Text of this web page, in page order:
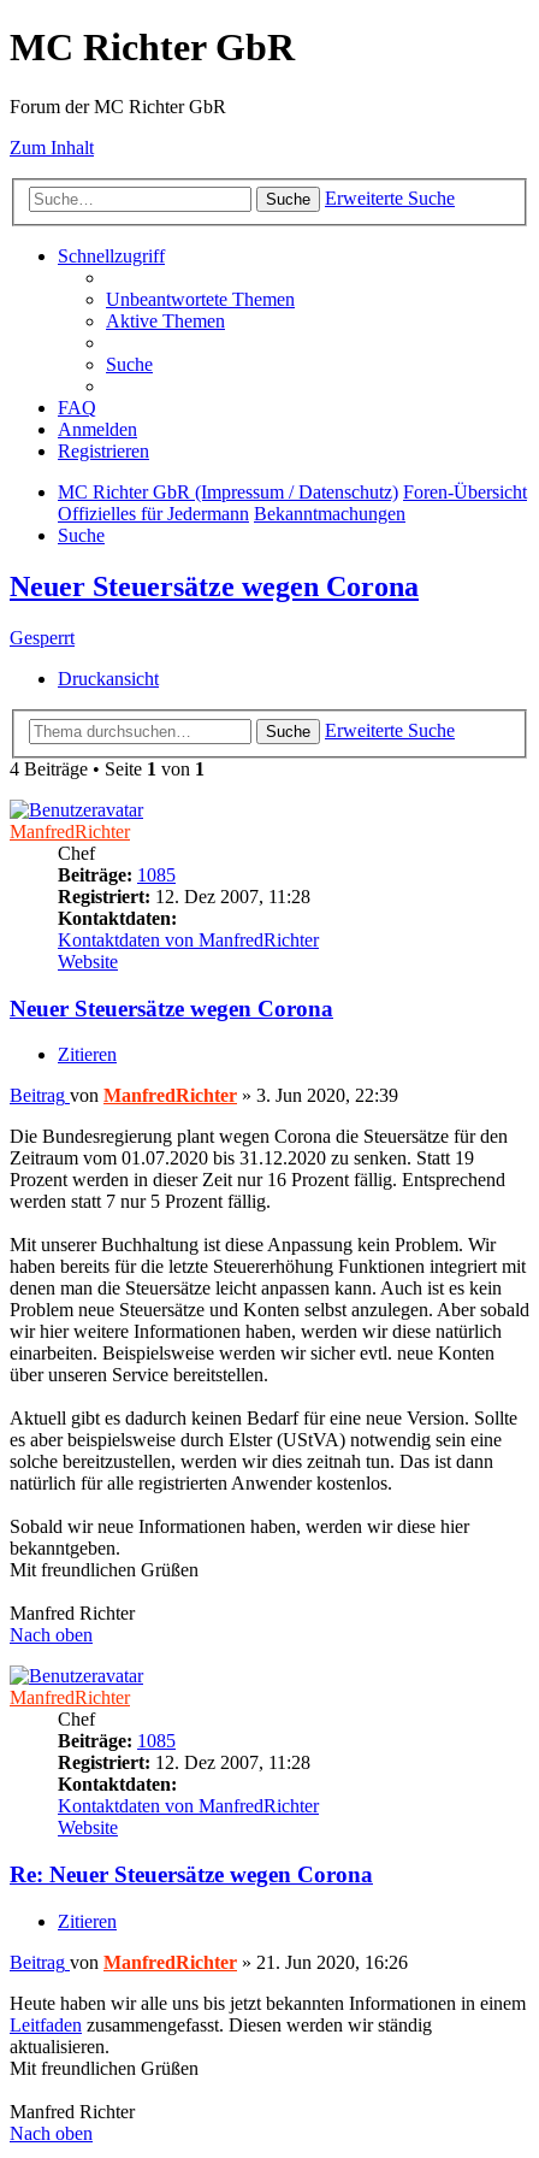
MC Richter GbR
Forum der MC Richter GbR
Zum Inhalt
Suche Erweiterte Suche
Schnellzugriff
Unbeantwortete Themen
Aktive Themen
Suche
FAQ
Anmelden
Registrieren
MC Richter GbR (Impressum / Datenschutz) Foren-Übersicht
Offizielles für Jedermann Bekanntmachungen
Suche
Neuer Steuersätze wegen Corona
Gesperrt
Druckansicht
Suche
Erweiterte Suche
4 Beiträge • Seite 1 von 1
ManfredRichter
Chef
Beiträge: 1085
Registriert: 12. Dez 2007, 11:28
Kontaktdaten:
Kontaktdaten von ManfredRichter
Website
Neuer Steuersätze wegen Corona
Zitieren
Beitrag von ManfredRichter » 3. Jun 2020, 22:39
Die Bundesregierung plant wegen Corona die Steuersätze für den
Zeitraum vom 01.07.2020 bis 31.12.2020 zu senken. Statt 19
Prozent werden in dieser Zeit nur 16 Prozent fällig. Entsprechend
werden statt 7 nur 5 Prozent fällig.
Mit unserer Buchhaltung ist diese Anpassung kein Problem. Wir
haben bereits für die letzte Steuererhöhung Funktionen integriert mit
denen man die Steuersätze leicht anpassen kann. Auch ist es kein
Problem neue Steuersätze und Konten selbst anzulegen. Aber sobald
wir hier weitere Informationen haben, werden wir diese natürlich
einarbeiten. Beispielsweise werden wir sicher evtl. neue Konten
über unseren Service bereitstellen.
Aktuell gibt es dadurch keinen Bedarf für eine neue Version. Sollte
es aber beispielsweise durch Elster (UStVA) notwendig sein eine
solche bereitzustellen, werden wir dies zeitnah tun. Das ist dann
natürlich für alle registrierten Anwender kostenlos.
Sobald wir neue Informationen haben, werden wir diese hier
bekanntgeben.
Mit freundlichen Grüßen
Manfred Richter
Nach oben
ManfredRichter
Chef
Beiträge: 1085
Registriert: 12. Dez 2007, 11:28
Kontaktdaten:
Kontaktdaten von ManfredRichter
Website
Re: Neuer Steuersätze wegen Corona
Zitieren
Beitrag von ManfredRichter » 21. Jun 2020, 16:26
Heute haben wir alle uns bis jetzt bekannten Informationen in einem
Leitfaden zusammengefasst. Diesen werden wir ständig
aktualisieren.
Mit freundlichen Grüßen
Manfred Richter
Nach oben